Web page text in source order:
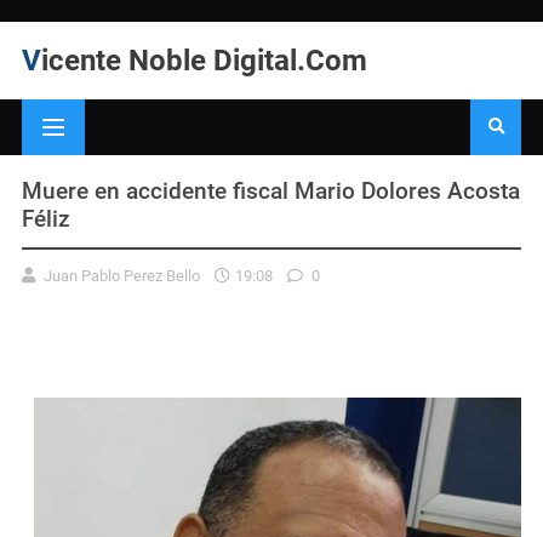
Vicente Noble Digital.Com
Muere en accidente fiscal Mario Dolores Acosta
Féliz
Juan Pablo Perez Bello 19:08 0